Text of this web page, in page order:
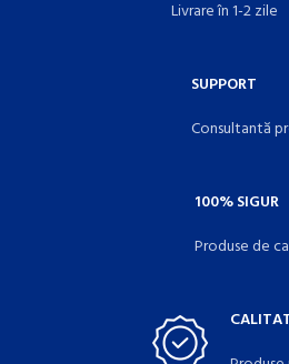
Livrare în 1-2 zile
SUPPORT
Consultantă
100% SIGUR
Produse de